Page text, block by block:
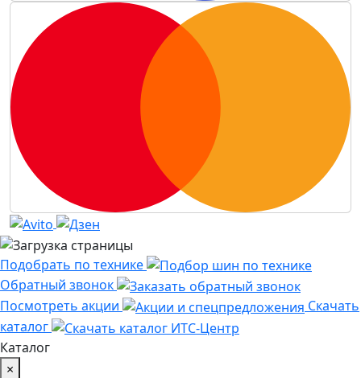
Подобрать по технике
Обратный звонок
Посмотреть акции
Скачать
каталог
Каталог
×